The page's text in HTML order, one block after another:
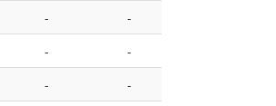
-
-
-
-
-
-